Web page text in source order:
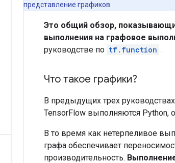
представление графиков.
Это общий обзор,
выполнения на графовое
руководстве по tf.function .
Что такое графики?
В предыдущих трех
TensorFlow выполняются Python,
В то время как нетерпеливое
графа обеспечивает
производительность.